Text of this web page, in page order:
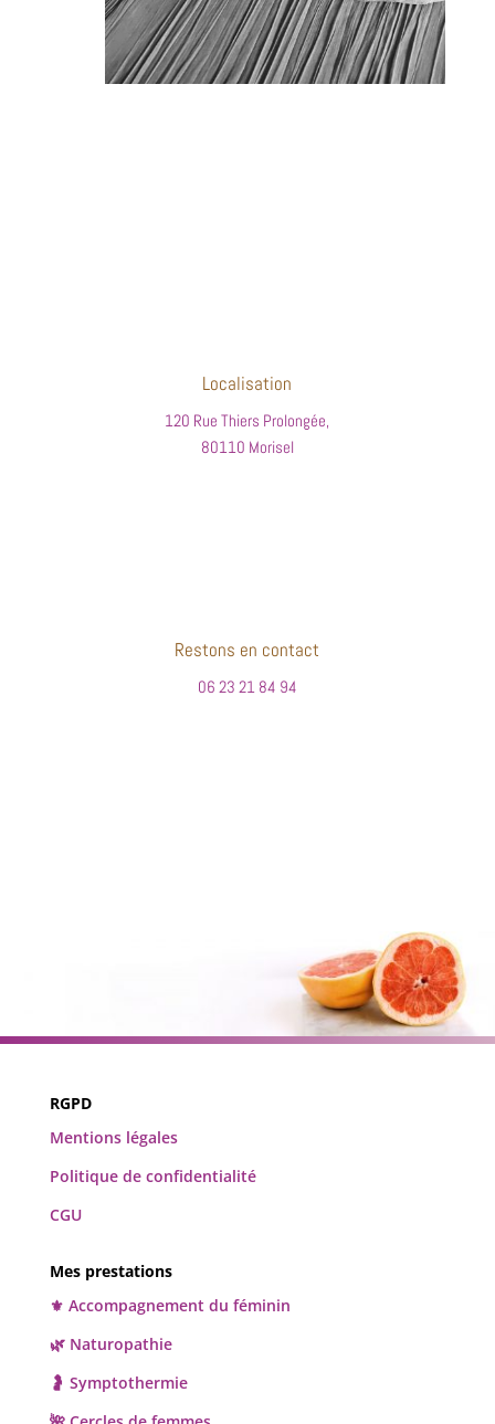
Localisation
120 Rue Thiers Prolongée,
80110 Morisel
Restons en contact
06 23 21 84 94
RGPD
Mentions légales
Politique de confidentialité
CGU
Mes prestations
⚜️ Accompagnement du féminin
🌿 Naturopathie
🤰 Symptothermie